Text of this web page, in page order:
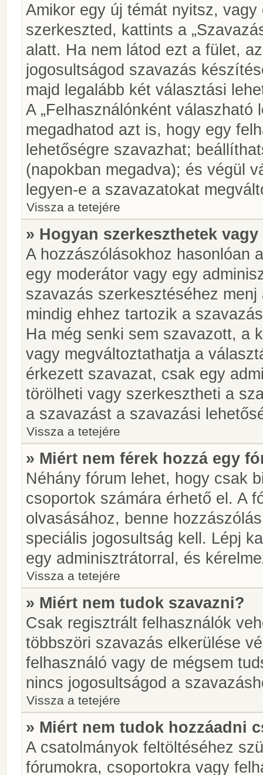
Amikor egy új témát nyitsz,
szerkeszted, kattints a
alatt. Ha nem látod ezt a fület,
jogosultságod szavazás
majd legalább két választási
A „Felhasználónként válaszható
megadhatod azt is, hogy egy
lehetőségre szavazhat;
(napokban megadva); és végül
legyen-e a szavazatokat
Vissza a tetejére
» Hogyan szerkeszthetek
A hozzászólásokhoz hasonlóan
egy moderátor vagy egy
szavazás szerkesztéséhez
mindig ehhez tartozik a
Ha még senki sem szavazott, a
vagy megváltoztathatja a
érkezett szavazat, csak egy
törölheti vagy szerkesztheti a
a szavazást a szavazási
Vissza a tetejére
» Miért nem férek hozzá egy
Néhány fórum lehet, hogy csak
csoportok számára érhető el. A
olvasásához, benne
speciális jogosultság kell. Lépj
egy adminisztrátorral, és
Vissza a tetejére
» Miért nem tudok szavazni?
Csak regisztrált felhasználók
többszöri szavazás elkerülése
felhasználó vagy de mégsem
nincs jogosultságod a
Vissza a tetejére
» Miért nem tudok hozzáadni
A csatolmányok feltöltéséhez
fórumokra, csoportokra vagy